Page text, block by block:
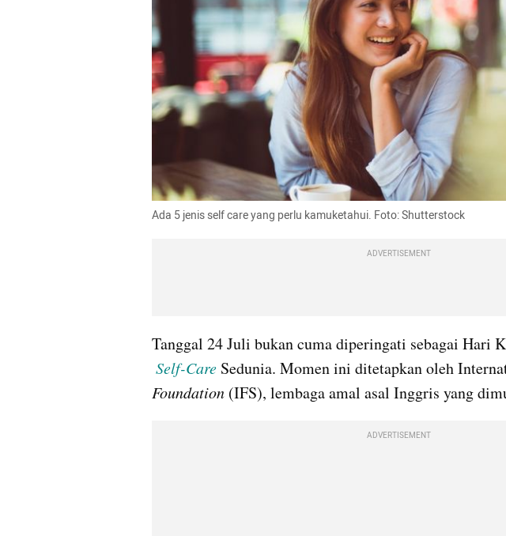
Ada 5 jenis self care yang perlu kamuketahui. Foto: Shutterstock
ADVERTISEMENT
Tanggal 24 Juli bukan cuma diperingati sebagai Hari
Self-Care Sedunia. Momen ini ditetapkan oleh
Foundation (IFS), lembaga amal asal Inggris yang
ADVERTISEMENT